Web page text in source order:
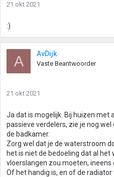
21 okt 2021
:)
A AvDijk
Vaste Beantwoorder
21 okt 2021
Ja dat is mogelijk. Bij huizen met
passieve verdelers, zie je nog
de badkamer.
Zorg wel dat je de waterstroom
het is niet de bedoeling dat al het
vloerslangen zou moeten, ineens
Of het handig is, en of de